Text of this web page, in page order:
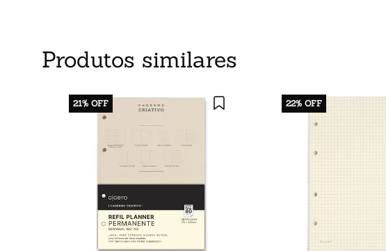
Produtos similares
21% OFF 22% OFF